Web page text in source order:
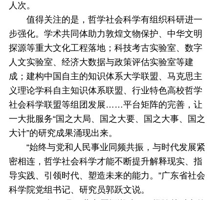
人次。
值得关注的是，哲学社会科学有组织科研进一
步强化。学术共同体助力敦煌文物保护、中华文明
探源等重大文化工程落地；科技考古实验室、数字
人文实验室、经济大数据与政策评估实验室等建
成；建构中国自主的知识体系大学联盟、马克思主
义理论学科自主知识体系联盟、行业特色高校哲学
社会科学联盟等组团发展……平台矩阵的完善，让
一大批服务“国之大局、国之大要、国之大事、国之
大计”的研究成果涌现出来。
“始终与党和人民事业同频共振，与时代发展紧
密相连，哲学社会科学才能不断提升解释现实、指
导实践、引领时代、塑造未来的能力。”广东省社会
科学院党组书记、研究员郭跃文说。